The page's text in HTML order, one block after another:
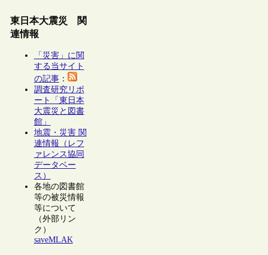
東日本大震災 関
連情報
「災害」に関
する当サイト
の記事：
調査研究リポ
ート「東日本
大震災と図書
館」
地震・災害 関
連情報（レフ
ァレンス協同
データベー
ス）
各地の図書館
等の被災情報
等について
（外部リン
ク）
saveMLAK